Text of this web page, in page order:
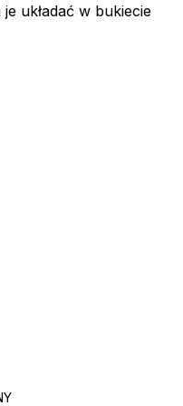
układać w bukiecie